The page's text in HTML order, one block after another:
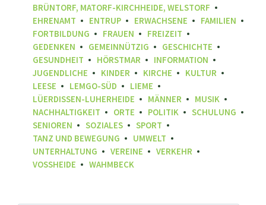
BRÜNTORF, MATORF-KIRCHHEIDE, WELSTORF
EHRENAMT
ENTRUP ERWACHSENE
FAMILIEN
FORTBILDUNG
FRAUEN
FREIZEIT
GEDENKEN
GEMEINNÜTZIG
GESCHICHTE
GESUNDHEIT
HÖRSTMAR
INFORMATION
JUGENDLICHE
KINDER KIRCHE
KULTUR
LEESE
LEMGO-SÜD
LIEME
LÜERDISSEN-LUHERHEIDE
MÄNNER
MUSIK
NACHHALTIGKEIT
ORTE POLITIK
SCHULUNG
SENIOREN
SOZIALES
SPORT
TANZ UND BEWEGUNG
UMWELT
UNTERHALTUNG
VEREINE
VERKEHR
VOSSHEIDE
WAHMBECK